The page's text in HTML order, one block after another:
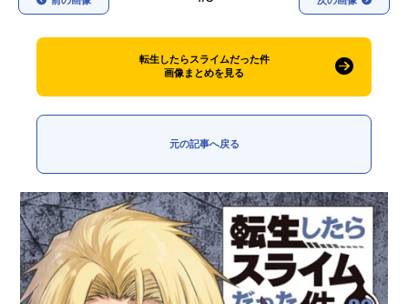
転生したらスライムだった件
画像まとめを見る
元の記事へ戻る